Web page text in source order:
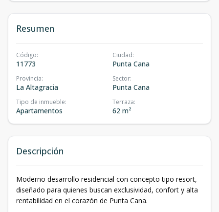
Resumen
Código:
11773
Ciudad:
Punta Cana
Provincia:
La Altagracia
Sector:
Punta Cana
Tipo de inmueble:
Apartamentos
Terraza:
62 m²
Descripción
Moderno desarrollo residencial con concepto tipo resort,
diseñado para quienes buscan exclusividad, confort y alta
rentabilidad en el corazón de Punta Cana.